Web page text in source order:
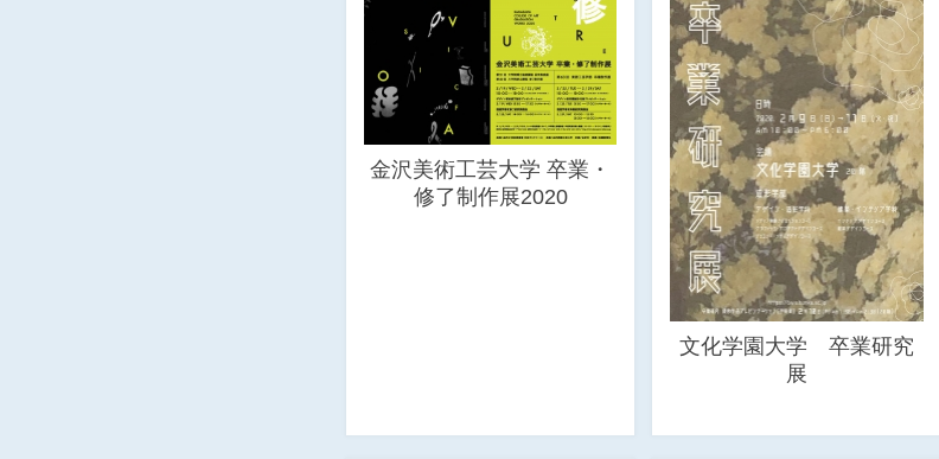
金沢美術工芸大学 卒業・
修了制作展2020
文化学園大学 卒業研究
展